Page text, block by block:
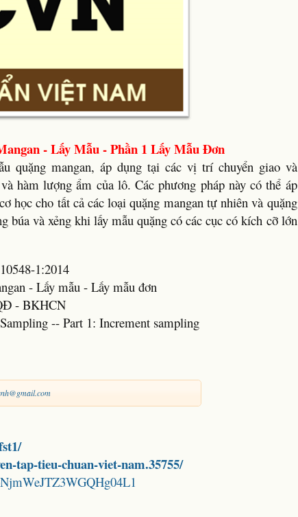
- Lấy Mẫu - Phần 1 Lấy Mẫu Đơn
quặng mangan, áp dụng tại các vị trí chuyển giao và
hàm lượng ẩm của lô. Các phương pháp này có thể áp
học cho tất cả các loại quặng mangan tự nhiên và quặng
búa và xẻng khi lấy mẫu quặng có các cục có kích cỡ lớn
1:2014
- Lấy mẫu - Lấy mẫu đơn
- BKHCN
-- Part 1: Increment sampling
tap-tieu-chuan-viet-nam.35755/